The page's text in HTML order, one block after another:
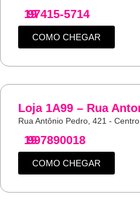
19
97415-5714
COMO CHEGAR
Loja 1A99 – Rua
Rua Antônio Pedro, 421 -
19
997890018
COMO CHEGAR